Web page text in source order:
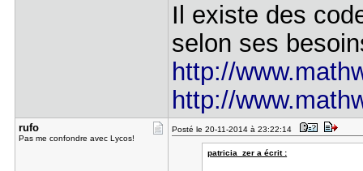
Il existe des
selon ses
http://
http://
rufo
Pas me confondre avec Lycos!
Posté le 20-11-2014 à 23:22:14
patricia_zer a écrit :